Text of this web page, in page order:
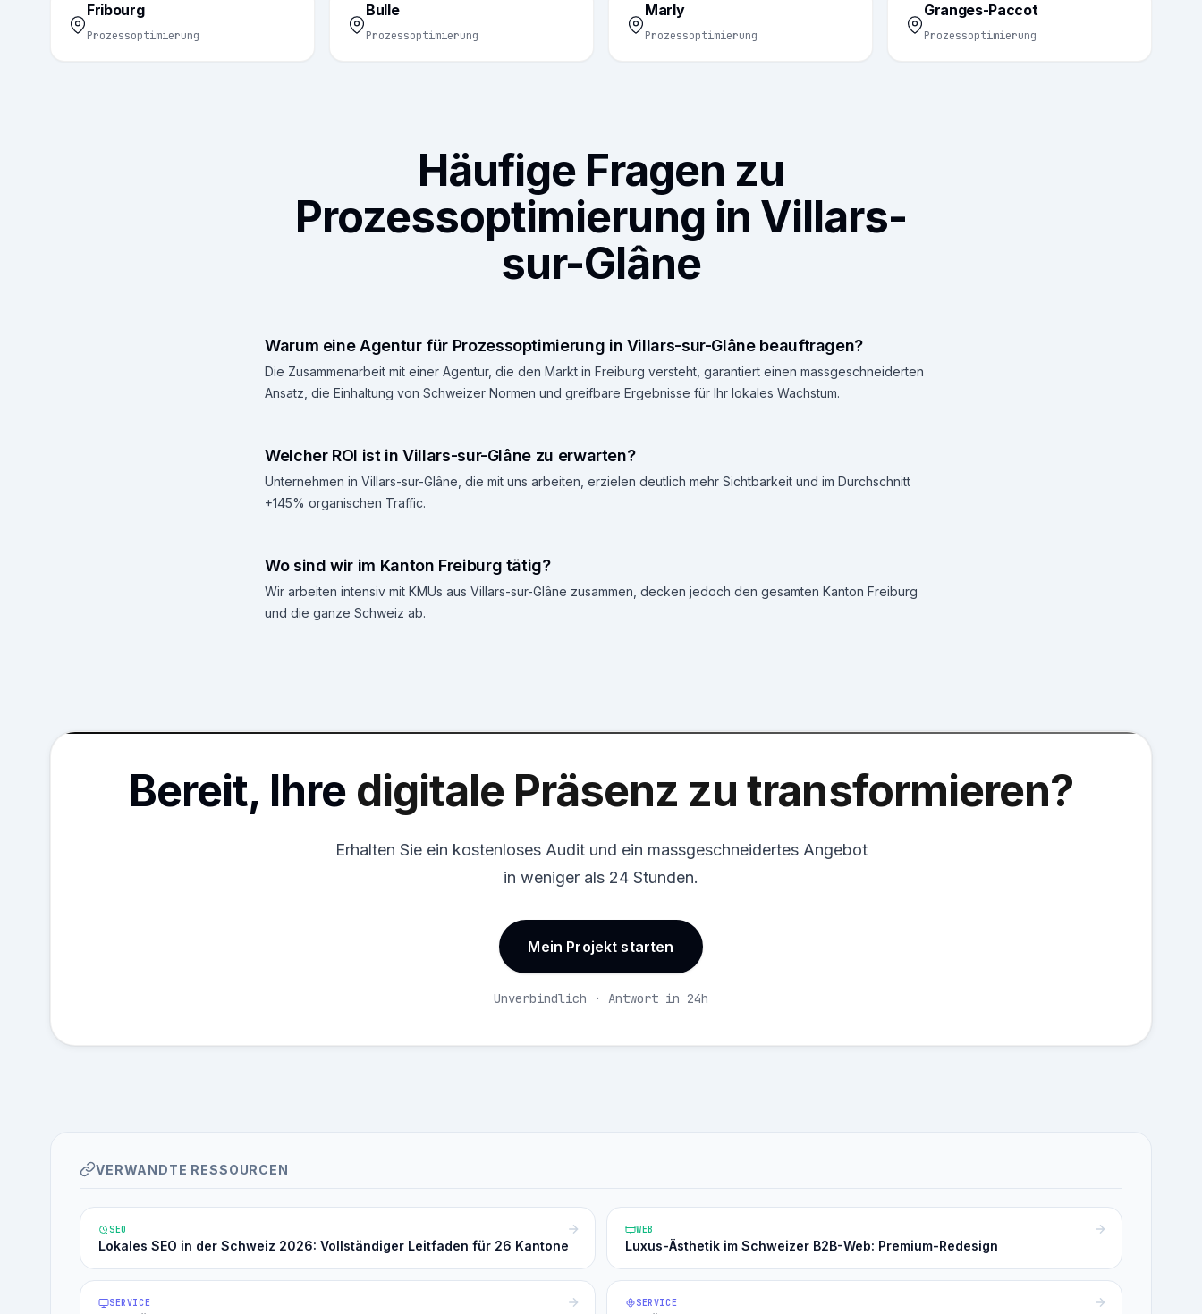
Fribourg
Prozessoptimierung
Bulle
Prozessoptimierung
Marly
Prozessoptimierung
Granges-Paccot
Prozessoptimierung
Häufige Fragen zu
Prozessoptimierung in Villars-
sur-Glâne
Warum eine Agentur für Prozessoptimierung in Villars-sur-Glâne beauftragen?
Die Zusammenarbeit mit einer Agentur, die den Markt in Freiburg versteht, garantiert einen massgeschneiderten
Ansatz, die Einhaltung von Schweizer Normen und greifbare Ergebnisse für Ihr lokales Wachstum.
Welcher ROI ist in Villars-sur-Glâne zu erwarten?
Unternehmen in Villars-sur-Glâne, die mit uns arbeiten, erzielen deutlich mehr Sichtbarkeit und im Durchschnitt
+145% organischen Traffic.
Wo sind wir im Kanton Freiburg tätig?
Wir arbeiten intensiv mit KMUs aus Villars-sur-Glâne zusammen, decken jedoch den gesamten Kanton Freiburg
und die ganze Schweiz ab.
Bereit, Ihre digitale Präsenz zu transformieren?
Erhalten Sie ein kostenloses Audit und ein massgeschneidertes Angebot
in weniger als 24 Stunden.
Mein Projekt starten
Unverbindlich · Antwort in 24h
VERWANDTE RESSOURCEN
SEO
Lokales SEO in der Schweiz 2026: Vollständiger Leitfaden für 26 Kantone
WEB
Luxus-Ästhetik im Schweizer B2B-Web: Premium-Redesign
SERVICE SERVICE